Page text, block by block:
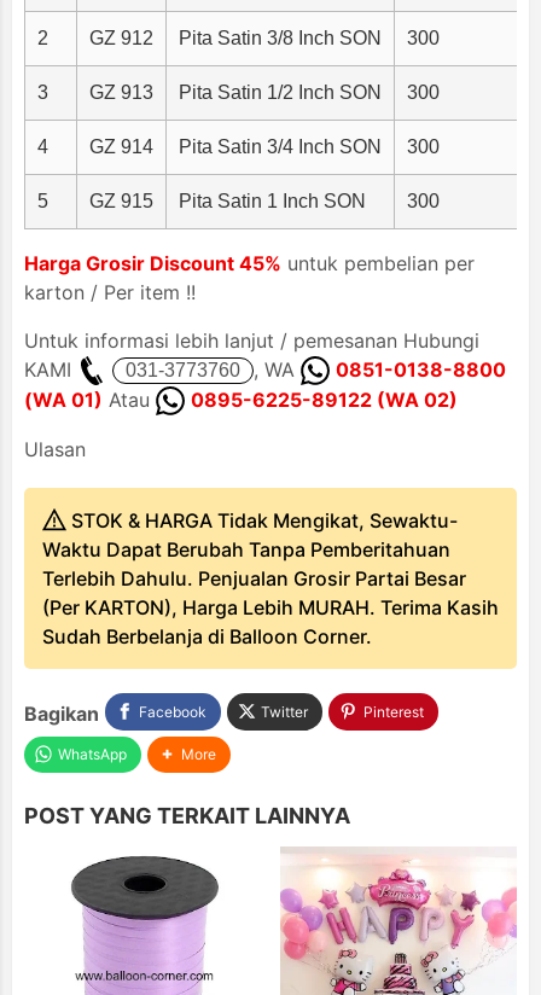
2 GZ 912 Pita Satin 3/8 Inch SON 300
3 GZ 913 Pita Satin 1/2 Inch SON 300
4 GZ 914 Pita Satin 3/4 Inch SON 300
5 GZ 915 Pita Satin 1 Inch SON 300
Harga Grosir Discount 45% untuk pembelian per
karton / Per item !!
Untuk informasi lebih lanjut / pemesanan Hubungi
KAMI
, WA
0851-0138-8800
(WA 01) Atau 0895-6225-89122 (WA 02)
Ulasan
STOK & HARGA Tidak Mengikat, Sewaktu-
Waktu Dapat Berubah Tanpa Pemberitahuan
Terlebih Dahulu. Penjualan Grosir Partai Besar
(Per KARTON), Harga Lebih MURAH. Terima Kasih
Sudah Berbelanja di Balloon Corner.
Bagikan Facebook Twitter Pinterest
WhatsApp More
POST YANG TERKAIT LAINNYA